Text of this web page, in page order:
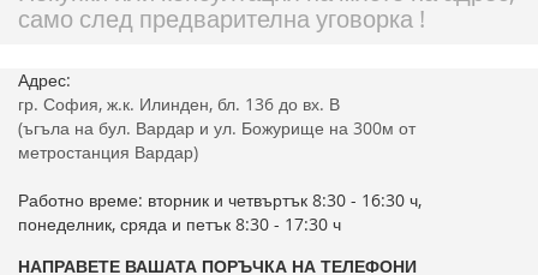
само след предварителна уговорка !
Адрес:
гр. София, ж.к. Илинден, бл. 136 до вх. В
(ъгъла на бул. Вардар и ул. Божурище на 300м от
метростанция Вардар)
Работно време: вторник и четвъртък 8:30 - 16:30 ч,
понеделник, сряда и петък 8:30 - 17:30 ч
НАПРАВЕТЕ ВАШАТА ПОРЪЧКА НА ТЕЛЕФОНИ